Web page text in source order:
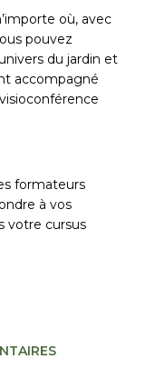
où, avec
pouvez
du jardin et
accompagné
formateurs
à vos
votre cursus